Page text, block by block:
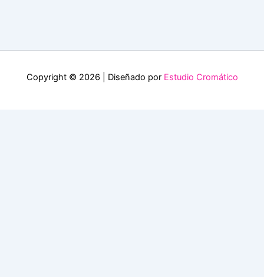
Copyright © 2026 | Diseñado por Estudio Cromático